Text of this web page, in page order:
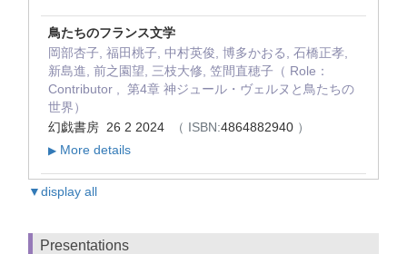
鳥たちのフランス文学
岡部杏子, 福田桃子, 中村英俊, 博多かおる, 石橋正孝,
新島進, 前之園望, 三枝大修, 笠間直穂子（ Role：
Contributor , 第4章 神ジュール・ヴェルヌと鳥たちの
世界）
幻戯書房 26 2 2024
（ ISBN:4864882940 ）
▶ More details
▼display all
Presentations